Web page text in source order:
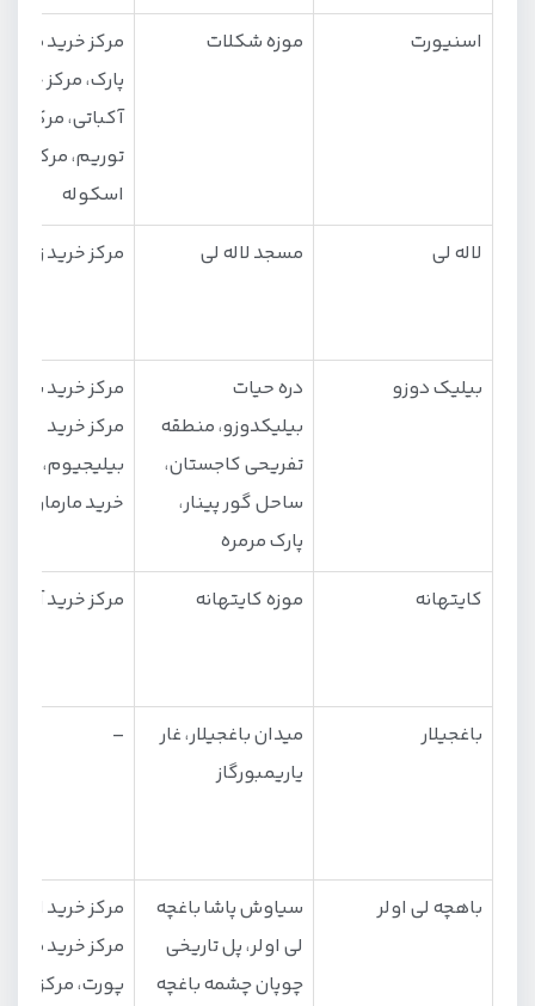
اسنیورت موزه شکلات
مرکز خرید
پارک، مرکز خرید
آکباتی، مرکز
توریم، مرکز
اسکوله
لاله لی
مسجد لاله لی مرکز خرید زورلو
بیلیک دوزو
دره حیات
بیلیکدوزو، منطقه
تفریحی کاجستان،
ساحل گور پینار،
پارک مرمره
مرکز خرید بی
مرکز خرید
بیلیجیوم، مرکز
خرید
کایتهانه موزه کایتهانه مرکز خرید
باغجیلار
میدان باغجیلار، غار
یاریمبورگاز
–
باهچه لی اولر
سیاوش پاشا باغچه
لی اولر، پل تاریخی
چوپان چشمه باغچه
مرکز خرید امور
مرکز خرید مترو
پورت، مرکز